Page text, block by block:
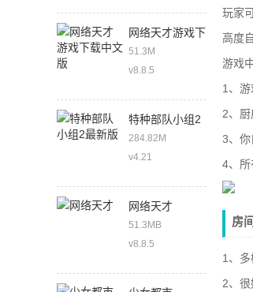
网络天才游戏下
载中文版
51.3M
v8.8.5
特种部队小组2
最新版
284.82M
v4.21
网络天才
51.3MB
v8.8.5
玩家
高度
游戏
1、
2、
3、你
4、所
房
1、
2、